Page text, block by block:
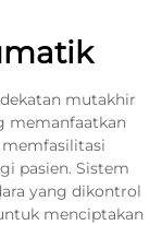
mutakhir
memanfaatkan
pasien. Sistem
yang dikontrol
menciptakan